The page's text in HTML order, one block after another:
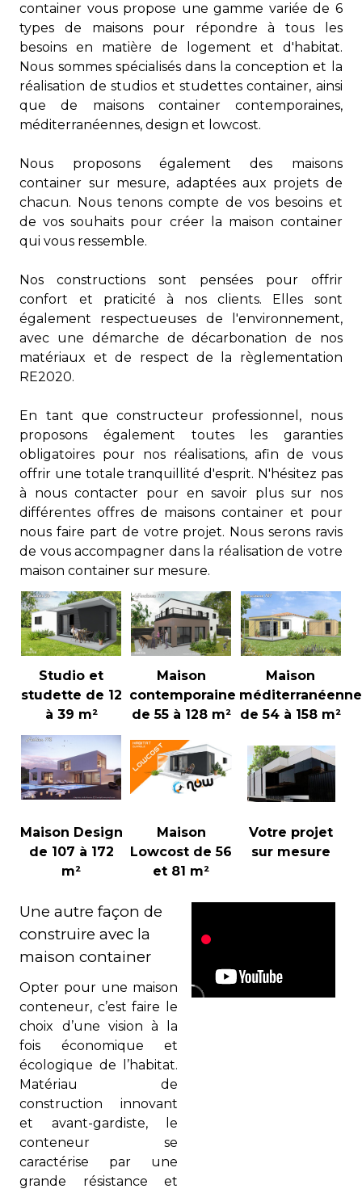
container vous propose une gamme variée de 6
types de maisons pour répondre à tous les
besoins en matière de logement et d'habitat.
Nous sommes spécialisés dans la conception et la
réalisation de studios et studettes container, ainsi
que de maisons container contemporaines,
méditerranéennes, design et lowcost.
Nous proposons également des maisons
container sur mesure, adaptées aux projets de
chacun. Nous tenons compte de vos besoins et
de vos souhaits pour créer la maison container
qui vous ressemble.
Nos constructions sont pensées pour offrir
confort et praticité à nos clients. Elles sont
également respectueuses de l'environnement,
avec une démarche de décarbonation de nos
matériaux et de respect de la règlementation
RE2020.
En tant que constructeur professionnel, nous
proposons également toutes les garanties
obligatoires pour nos réalisations, afin de vous
offrir une totale tranquillité d'esprit. N'hésitez pas
à nous contacter pour en savoir plus sur nos
différentes offres de maisons container et pour
nous faire part de votre projet. Nous serons ravis
de vous accompagner dans la réalisation de votre
maison container sur mesure.
Studio et
studette de 12
à 39 m²
Maison
contemporaine
de 55 à 128 m²
Maison
méditerranéenne
de 54 à 158 m²
Maison Design
de 107 à 172
m²
Maison
Lowcost de 56
et 81 m²
Votre projet
sur mesure
Une autre façon de
construire avec la
maison container
Opter pour une maison
conteneur, c’est faire le
choix d’une vision à la
fois économique et
écologique de l’habitat.
Matériau de
construction innovant
et avant-gardiste, le
conteneur se
caractérise par une
grande résistance et